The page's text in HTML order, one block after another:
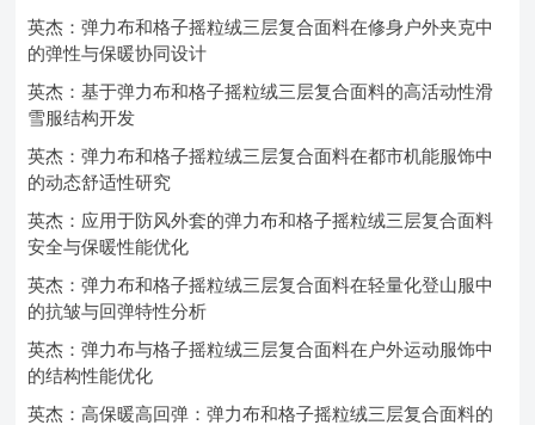
英杰：弹力布和格子摇粒绒三层复合面料在修身户外夹克中
的弹性与保暖协同设计
英杰：基于弹力布和格子摇粒绒三层复合面料的高活动性滑
雪服结构开发
英杰：弹力布和格子摇粒绒三层复合面料在都市机能服饰中
的动态舒适性研究
英杰：应用于防风外套的弹力布和格子摇粒绒三层复合面料
安全与保暖性能优化
英杰：弹力布和格子摇粒绒三层复合面料在轻量化登山服中
的抗皱与回弹特性分析
英杰：弹力布与格子摇粒绒三层复合面料在户外运动服饰中
的结构性能优化
英杰：高保暖高回弹：弹力布和格子摇粒绒三层复合面料的